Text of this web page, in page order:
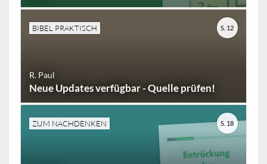
BIBEL PRAKTISCH
R. Paul
Neue Updates verfügbar - Quelle prüfen!
S. 12
ZUM NACHDENKEN S. 18